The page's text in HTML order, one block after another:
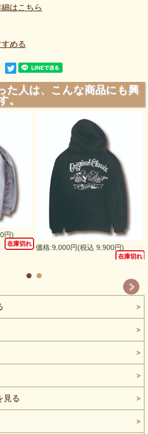
はこちら
める
た人は、こんな商品にも興
。
円)
在庫切れ
価格:9,000円(税込 9,900円)
在庫切れ
見る